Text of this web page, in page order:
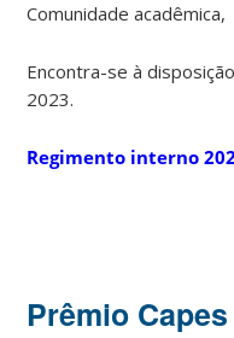
Comunidade acadêmica,
Encontra-se à
2023.
Regimento interno
Prêmio